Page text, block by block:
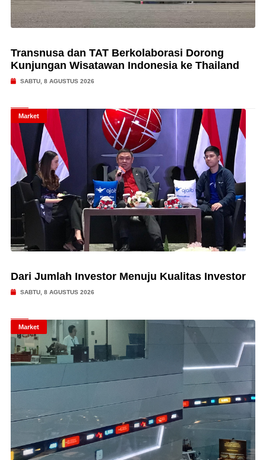
Transnusa dan TAT Berkolaborasi Dorong
Kunjungan Wisatawan Indonesia ke Thailand
SABTU, 8 AGUSTUS 2026
Market
Dari Jumlah Investor Menuju Kualitas Investor
SABTU, 8 AGUSTUS 2026
Market